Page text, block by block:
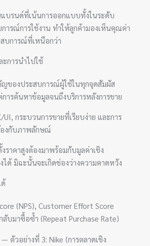
แบรนด์ที่เน้นการออกแบบทั้งในระดับ
รณ์การใช้งาน ทำให้ลูกค้ามองเห็นคุณค่า
บการณ์ที่เหนือกว่า
การนำไปใช้
ญของประสบการณ์ผู้ใช้ในทุกจุดสัมผัส
ารค้นหาข้อมูลจนถึงบริการหลังการขาย
กระบวนการขายที่เรียบง่าย และการ
องกับภาพลักษณ์
ราคาสูงต้องมาพร้อมกับมูลค่าเชิง
ด้ มิฉะนั้นจะเกิดช่องว่างความคาดหวัง
(NPS), Customer Effort Score
ลับมาซื้อซ้ำ (Repeat Purchase Rate)
ตัวอย่างที่ 3: Nike (การตลาดเชิง